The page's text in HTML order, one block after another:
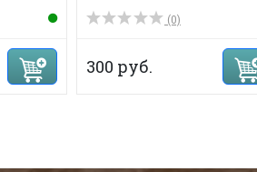
(0)
300 руб.